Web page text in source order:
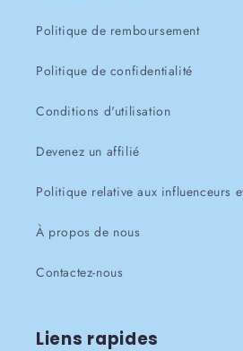
Politique de remboursement
Politique de confidentialité
Conditions d'utilisation
Devenez un affilié
Politique relative aux influenceurs
À propos de nous
Contactez-nous
Liens rapides